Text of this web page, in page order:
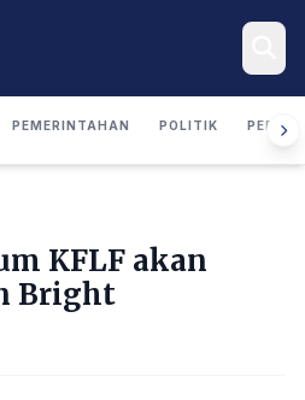
PEMERINTAHAN POLITIK
KFLF akan
Bright